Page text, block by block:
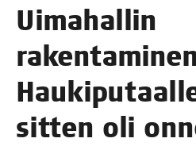
Uima­hal­lin
sit­ten oli